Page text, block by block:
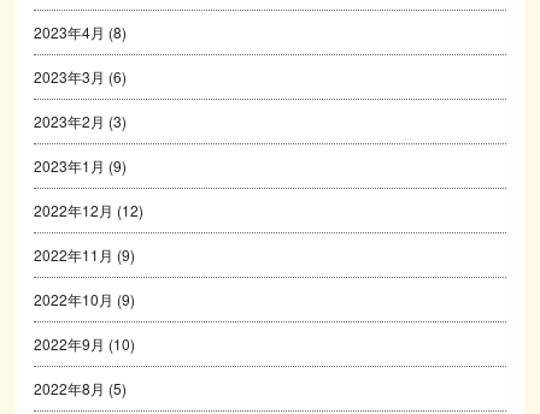
2023年4月 (8)
2023年3月 (6)
2023年2月 (3)
2023年1月 (9)
2022年12月 (12)
2022年11月 (9)
2022年10月 (9)
2022年9月 (10)
2022年8月 (5)